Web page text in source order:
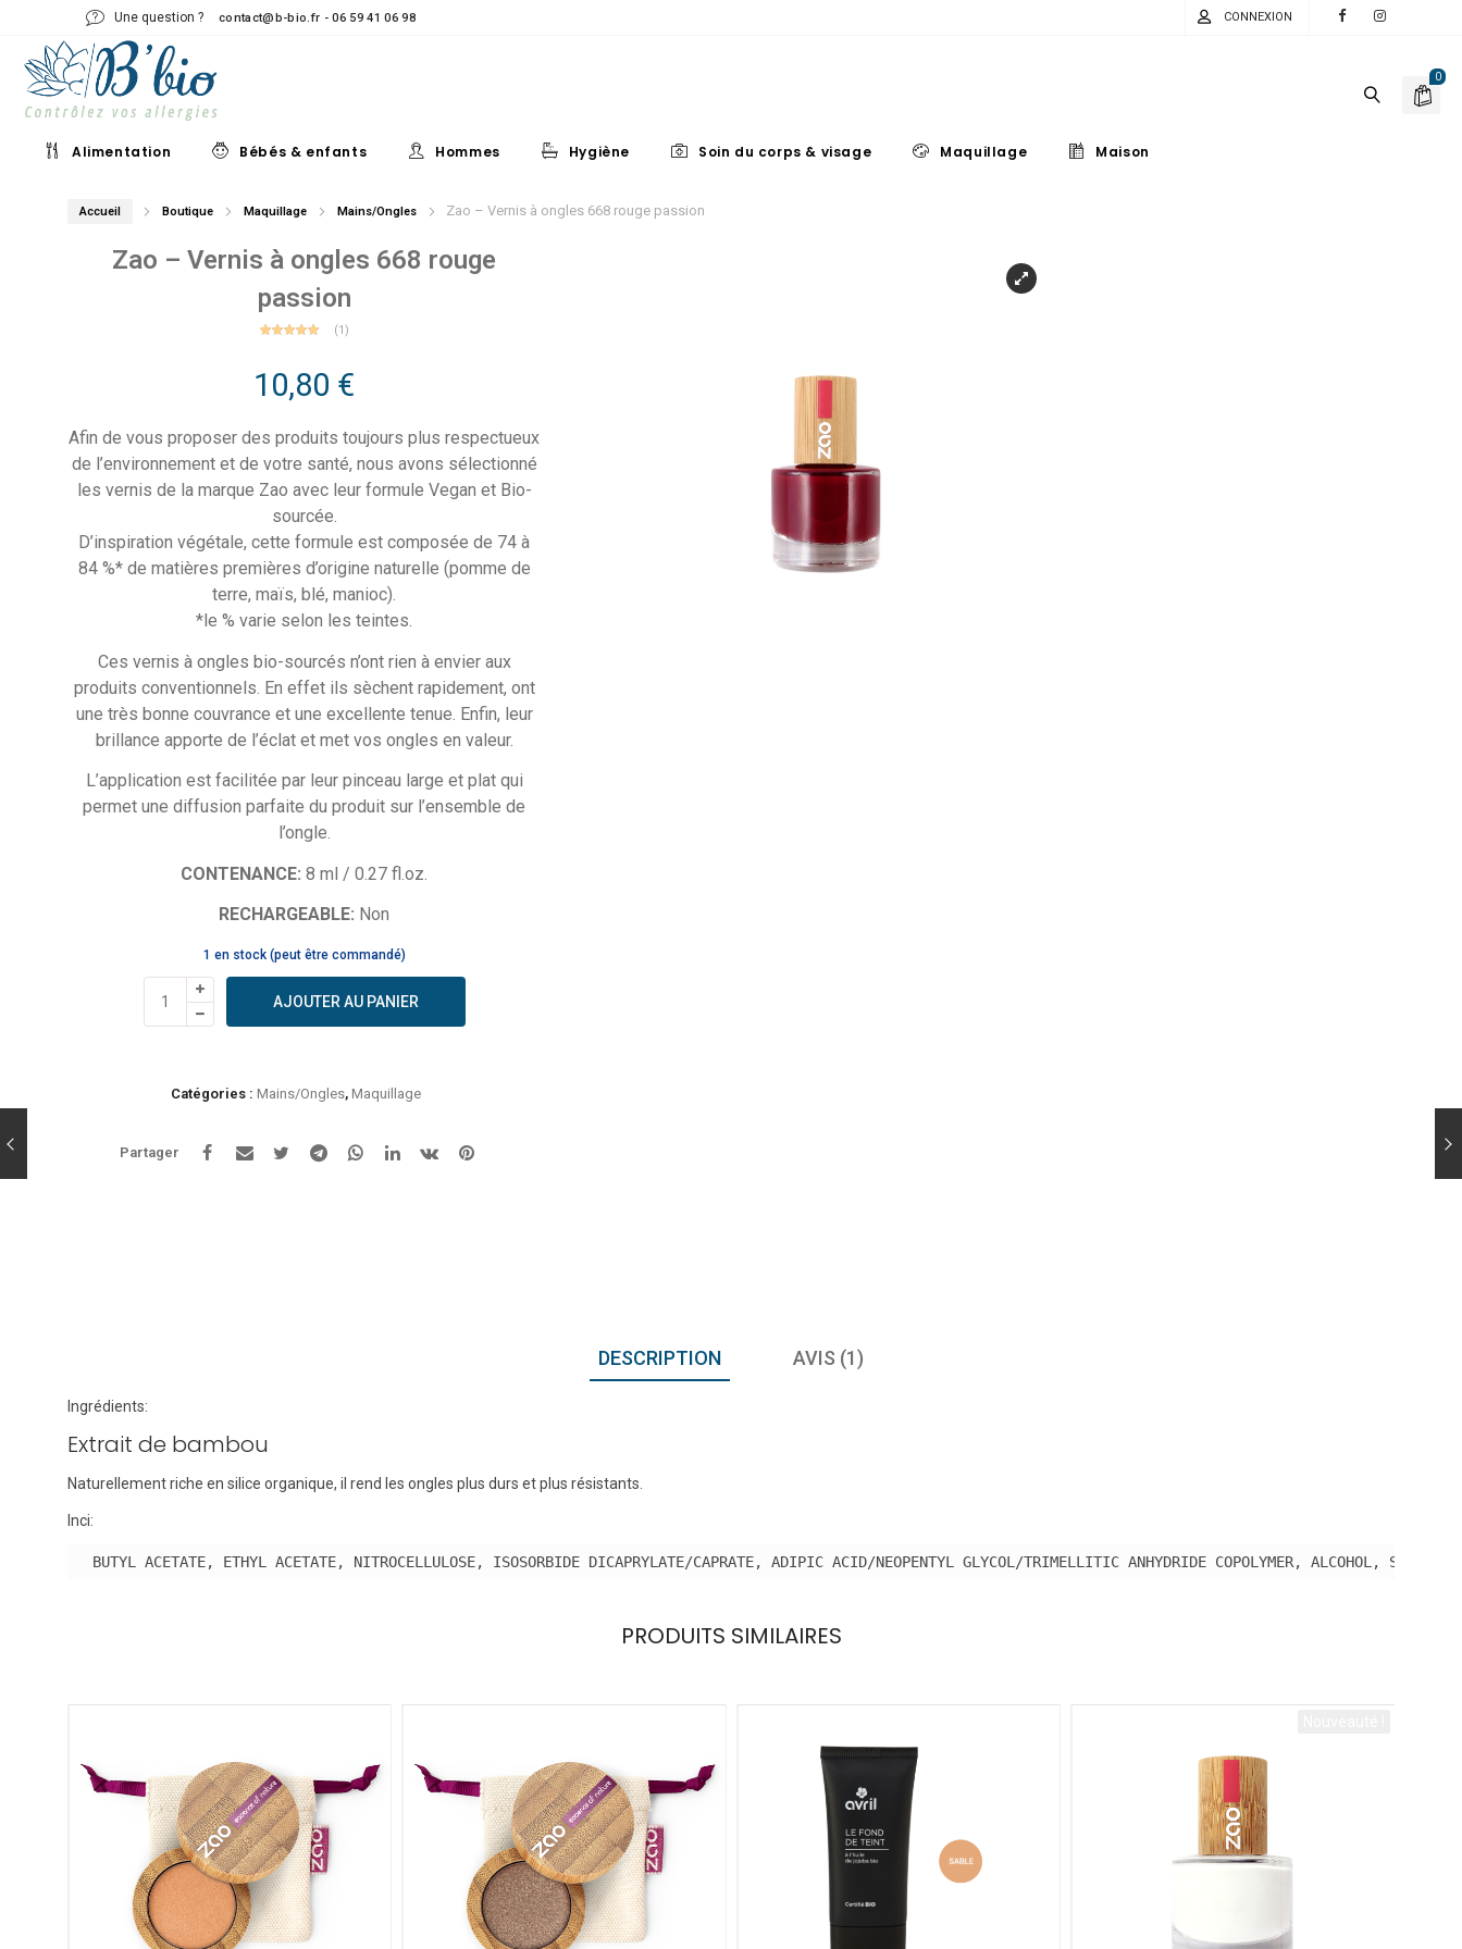
Une question ? contact@b-bio.fr - 06 59 41 06 98 CONNEXION
0
Alimentation Bébés & enfants Hommes Hygiène Soin du corps & visage Maquillage Maison
Accueil Boutique Maquillage Mains/Ongles Zao – Vernis à ongles 668 rouge passion
Zao – Vernis à ongles 668 rouge
passion
basé
sur
notation
(1 )
10,80 €
Afin de vous proposer des produits toujours plus respectueux
de l’environnement et de votre santé, nous avons sélectionné
les vernis de la marque Zao avec leur formule Vegan et Bio-
sourcée.
D’inspiration végétale, cette formule est composée de 74 à
84 %* de matières premières d’origine naturelle (pomme de
terre, maïs, blé, manioc).
*le % varie selon les teintes.
Ces vernis à ongles bio-sourcés n’ont rien à envier aux
produits conventionnels. En effet ils sèchent rapidement, ont
une très bonne couvrance et une excellente tenue. Enfin, leur
brillance apporte de l’éclat et met vos ongles en valeur.
L’application est facilitée par leur pinceau large et plat qui
permet une diffusion parfaite du produit sur l’ensemble de
l’ongle.
CONTENANCE:8 ml / 0.27 fl.oz.
RECHARGEABLE: Non
1 en stock (peut être commandé)
quantité
de
Vernis
668
AJOUTER AU PANIER
Catégories : Mains/Ongles, Maquillage
Partager
DESCRIPTION AVIS (1)
Ingrédients:
Extrait de bambou
Naturellement riche en silice organique, il rend les ongles plus durs et plus résistants.
Inci:
BUTYL ACETATE, ETHYL ACETATE, NITROCELLULOSE, ISOSORBIDE DICAPRYLATE/CAPRATE, ADIPIC ACID/NEOPENTYL GLYCOL/TRIMELLITIC ANHYDRIDE COPOLYMER,
PRODUITS SIMILAIRES